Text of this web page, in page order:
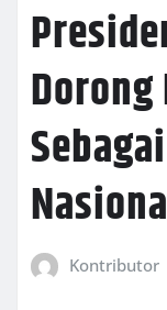
Dorong
Kontributor